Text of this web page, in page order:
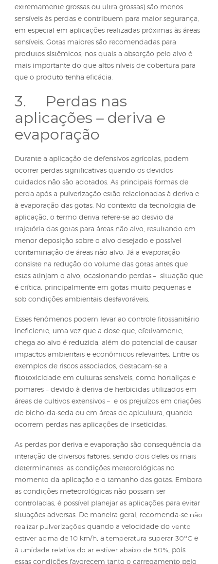
• VC – Muito Grossa
• XC – Extremamente Grossa
• UC – Ultra Grossa
a cobertura e a penetração da calda no dossel das
plantas. Gotas menores (classe fina e muito fina)
promovem maior cobertura, o que favorece
elevada suscetibilidade às perdas, exige que as
aplicações sejam realizadas em condições
meteorológicas favoráveis e que haja um rigoroso
manejo da tecnologia de aplicação.
Por outro lado, gotas maiores (grossas, muito
extremamente grossas ou ultra grossas) são menos
sensíveis às perdas e contribuem para maior
em especial em aplicações realizadas próximas às
sensíveis. Gotas maiores são recomendadas para
produtos sistêmicos, nos quais a absorção pelo
que o produto tenha eficácia.
3. Perdas nas
aplicações – deriva e
evaporação
Durante a aplicação de defensivos agrícolas,
cuidados não são adotados. As principais formas
perda após a pulverização estão relacionadas à
à evaporação das gotas. No contexto da
aplicação, o termo deriva refere‑se ao desvio da
trajetória das gotas para áreas não alvo, resultando
menor deposição sobre o alvo desejado e possível
contaminação de áreas não alvo. Já a evaporação
consiste na redução do volume das gotas antes
estas atinjam o alvo, ocasionando perdas –